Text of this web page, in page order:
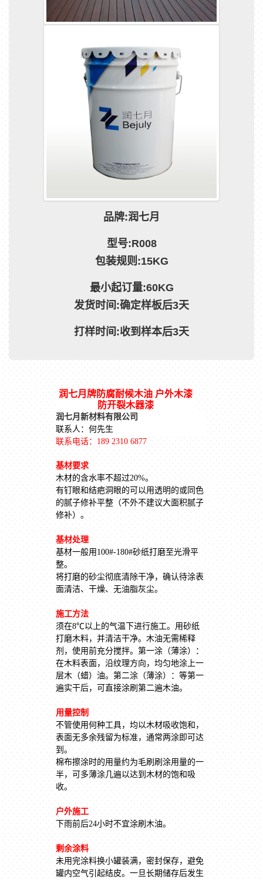
品牌:润七月
型号:R008
包装规则:15KG
最小起订量:60KG
发货时间:确定样板后3天
打样时间:收到样本后3天
润七月牌防腐耐候木油 户外木漆
防开裂木器漆
润七月新材料有限公司
联系人：何先生
联系电话： 189 2310 6877
基材要求
木材的含水率不超过20%。
有钉眼和结疤洞眼的可以用透明的或同色
的腻子修补平整（不外不建议大面积腻子
修补）。
基材处理
基材一般用100#-180#砂纸打磨至光滑平
整。
将打磨的砂尘彻底清除干净，确认待涂表
面清洁、干燥、无油脂灰尘。
施工方法
须在8℃以上的气温下进行施工。用砂纸
打磨木料，并清洁干净。木油无需稀释
剂，使用前充分搅拌。第一涂（薄涂）：
在木料表面，沿纹理方向，均匀地涂上一
层木（蜡）油。第二涂（薄涂）：等第一
遍实干后，可直接涂刷第二遍木油。
用量控制
不管使用何种工具，均以木材吸收饱和，
表面无多余残留为标准，通常两涂即可达
到。
棉布擦涂时的用量约为毛刷刷涂用量的一
半，可多薄涂几遍以达到木材的饱和吸
收。
户外施工
下雨前后24小时不宜涂刷木油。
剩余涂料
未用完涂料换小罐装满，密封保存，避免
罐内空气引起结皮。一旦长期储存后发生